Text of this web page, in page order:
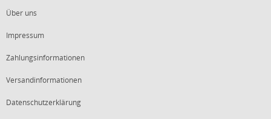
Über uns
Impressum
Zahlungsinformationen
Versandinformationen
Datenschutzerklärung